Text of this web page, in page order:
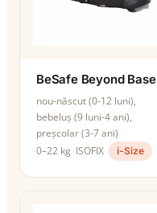
BeSafe Beyond Base
nou-născut (0-12 luni),
bebeluș (9 luni-4 ani),
preșcolar (3-7 ani)
0–22 kg ISOFIX i-Size